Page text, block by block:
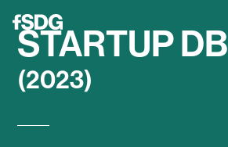
STARTUP DB
(2023)